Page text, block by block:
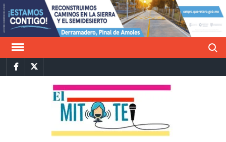
Saltar
al
contenido
FacebookTwitter